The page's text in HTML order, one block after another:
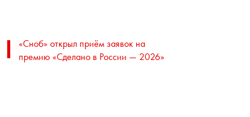
«Сноб» открыл приём заявок на
премию «Сделано в России — 2026»